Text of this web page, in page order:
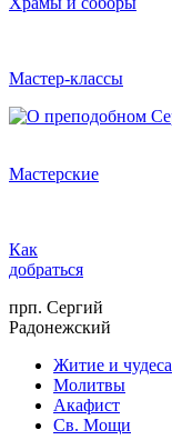
Мастер-классы
Мастерские
Как
добраться
прп. Сергий
Радонежский
Житие и чудеса
Молитвы
Акафист
Св. Мощи